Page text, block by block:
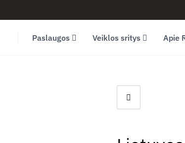
Paslaugos Veiklos sritys Apie